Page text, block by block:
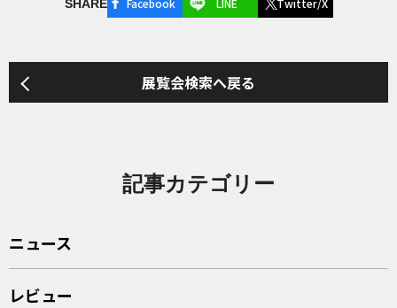
SHARE
展覧会検索へ戻る
記事カテゴリー
ニュース
レビュー